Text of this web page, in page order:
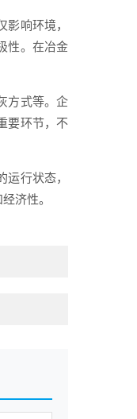
响环境，
性。在冶金
方式等。企
要环节，不
行状态，
济性。